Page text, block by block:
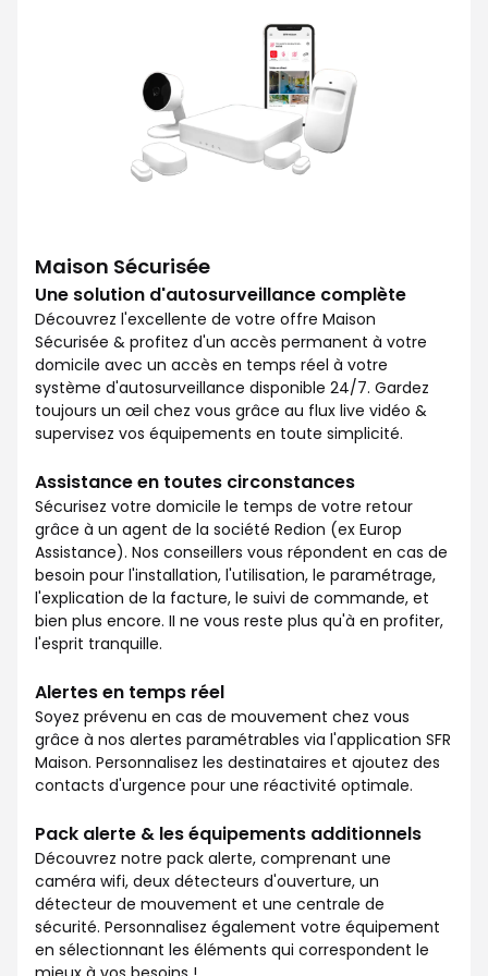
Maison Sécurisée
Une solution d'autosurveillance complète
Découvrez l'excellente de votre offre Maison
Sécurisée & profitez d'un accès permanent à votre
domicile avec un accès en temps réel à votre
système d'autosurveillance disponible 24/7. Gardez
toujours un œil chez vous grâce au flux live vidéo &
supervisez vos équipements en toute simplicité.
Assistance en toutes circonstances
Sécurisez votre domicile le temps de votre retour
grâce à un agent de la société Redion (ex Europ
Assistance). Nos conseillers vous répondent en cas de
besoin pour l'installation, l'utilisation, le paramétrage,
l'explication de la facture, le suivi de commande, et
bien plus encore. II ne vous reste plus qu'à en profiter,
l'esprit tranquille.
Alertes en temps réel
Soyez prévenu en cas de mouvement chez vous
grâce à nos alertes paramétrables via l'application SFR
Maison. Personnalisez les destinataires et ajoutez des
contacts d'urgence pour une réactivité optimale.
Pack alerte & les équipements additionnels
Découvrez notre pack alerte, comprenant une
caméra wifi, deux détecteurs d'ouverture, un
détecteur de mouvement et une centrale de
sécurité. Personnalisez également votre équipement
en sélectionnant les éléments qui correspondent le